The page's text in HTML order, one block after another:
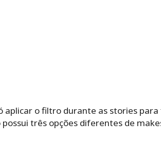
aplicar o filtro durante as stories
três opções diferentes de